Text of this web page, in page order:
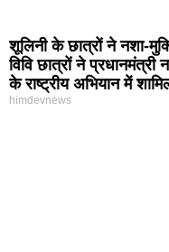
शूलिनी के छात्रों ने नशा-
विवि छात्रों ने प्रधानमंत्री
के राष्ट्रीय अभियान में
himdevnews